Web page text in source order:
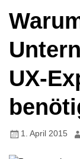
UX-
1. April 2015